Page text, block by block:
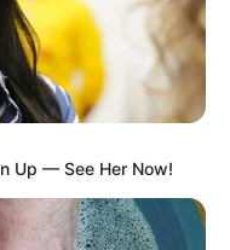
Up — See Her Now!